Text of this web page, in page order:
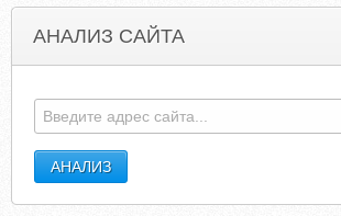
АНАЛИЗ САЙТА